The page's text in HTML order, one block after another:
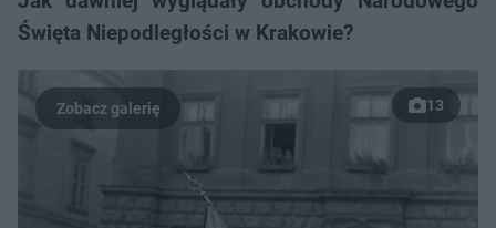
Święta Niepodległości w Krakowie?
13